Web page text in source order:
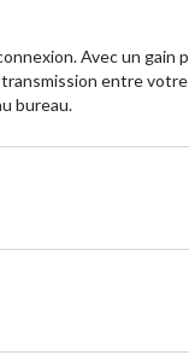
Avec un
entre
bureau.